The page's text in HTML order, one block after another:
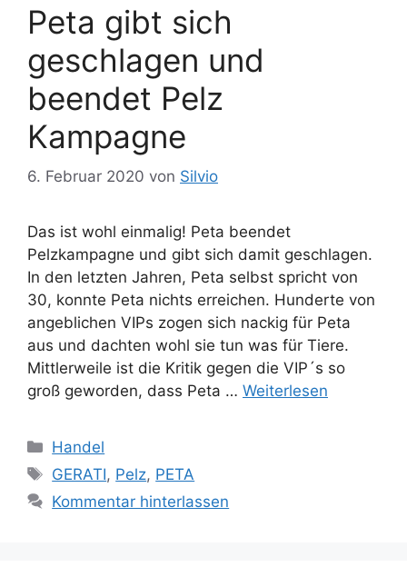
Peta gibt sich
geschlagen und
beendet Pelz
Kampagne
6. Februar 2020 von Silvio
Das ist wohl einmalig! Peta beendet
Pelzkampagne und gibt sich damit geschlagen.
In den letzten Jahren, Peta selbst spricht von
30, konnte Peta nichts erreichen. Hunderte von
angeblichen VIPs zogen sich nackig für Peta
aus und dachten wohl sie tun was für Tiere.
Mittlerweile ist die Kritik gegen die VIP´s so
groß geworden, dass Peta … Weiterlesen
K
a
e
Handel
S
c
GERATI, Pelz, PETA
Kommentar hinterlassen